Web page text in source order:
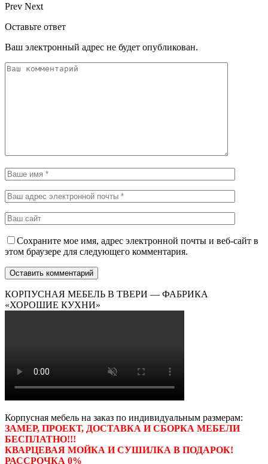
Prev Next
Оставьте ответ
Ваш электронный адрес не будет опубликован.
Сохраните мое имя, адрес электронной почты и веб-сайт в
этом браузере для следующего комментария.
КОРПУСНАЯ МЕБЕЛЬ В ТВЕРИ — ФАБРИКА
«ХОРОШИЕ КУХНИ»
Корпусная мебель на заказ по индивидуальным размерам:
ЗАМЕР, ПРОЕКТ, ДОСТАВКА И СБОРКА МЕБЕЛИ
БЕСПЛАТНО!!!
КВАРЦЕВАЯ МОЙКА И СУШИЛКА В ПОДАРОК!
РАССРОЧКА 0%